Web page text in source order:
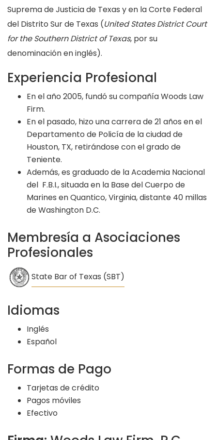
Suprema de Justicia de Texas y en la Corte Federal
del Distrito Sur de Texas (United States District Court
for the Southern District of Texas, por su
denominación en inglés).
Experiencia Profesional
En el año 2005, fundó su compañía Woods Law
Firm.
En el pasado, hizo una carrera de 21 años en el
Departamento de Policía de la ciudad de
Houston, TX, retirándose con el grado de
Teniente.
Además, es graduado de la Academia Nacional
del F.B.I., situada en la Base del Cuerpo de
Marines en Quantico, Virginia, distante 40 millas
de Washington D.C.
Membresía a Asociaciones
Profesionales
State Bar of Texas (SBT)
Idiomas
Inglés
Español
Formas de Pago
Tarjetas de crédito
Pagos móviles
Efectivo